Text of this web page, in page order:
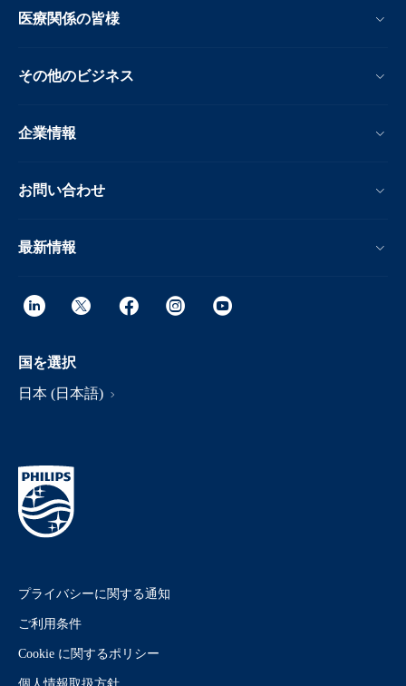
医療関係の皆様
その他のビジネス
企業情報
お問い合わせ
最新情報
国を選択
日本 (日本語)
プライバシーに関する通知
ご利用条件
Cookie に関するポリシー